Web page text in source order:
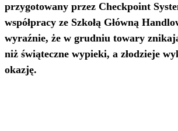
przygotowany przez Checkpoint
współpracy ze Szkołą Główną
wyraźnie, że w grudniu towary
niż świąteczne wypieki, a złodzieje
okazję.